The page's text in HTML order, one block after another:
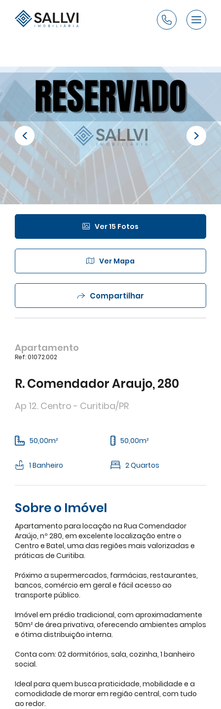
de 15
Ver 15 Fotos
Ver Mapa
Compartilhar
Apartamento
Ref: 01072.002
R. Comendador Araujo, 280
Ap 12. Centro - Curitiba/PR
50,00m² 50,00m²
1 Banheiro 2 Quartos
Sobre o Imóvel
Apartamento para locação na Rua Comendador
Araújo, nº 280, em excelente localização entre o
Centro e Batel, uma das regiões mais valorizadas e
práticas de Curitiba.
Próximo a supermercados, farmácias, restaurantes,
bancos, comércio em geral e fácil acesso ao
transporte público.
Imóvel em prédio tradicional, com aproximadamente
50m² de área privativa, oferecendo ambientes amplos
e ótima distribuição interna.
Conta com: 02 dormitórios, sala, cozinha, 1 banheiro
social.
Ideal para quem busca praticidade, mobilidade e a
comodidade de morar em região central, com tudo
ao redor.